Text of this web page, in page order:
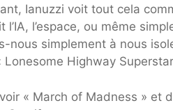
Ianuzzi voit tout cela
l’espace, ou même
simplement à nous
Highway
« March of Madness » et